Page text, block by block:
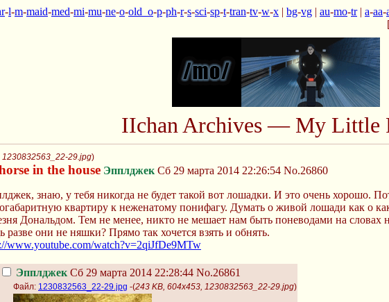
-l-m-maid-med-mi-mu-ne-o-old_o-p-ph-r-s-sci-sp-t-tran-tv-w-x | bg-vg | au-mo-tr| a-aa-
IIchan Archives — My Little
1230832563_22-29.jpg)
in the house Эпплджек Сб 29 марта 2014 22:26:54 No.26860
знаю, у тебя никогда не будет такой вот лошадки. И это очень хорошо.
квартиру к неженатому понифагу. Думать о живой лошади как о
Дональдом. Тем не менее, никто не мешает нам быть поневодами на словах
разве они не няшки? Прямо так хочется взять и обнять.
www.youtube.com/watch?v=2qiJfDe9MTw
Эпплджек Сб 29 марта 2014 22:28:44 No.26861
Файл: 1230832563_22-29.jpg -(243 KB, 604x453, 1230832563_22-29.jpg)